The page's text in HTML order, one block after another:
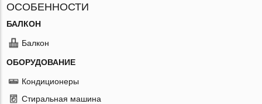
ОСОБЕННОСТИ
БАЛКОН
Балкон
ОБОРУДОВАНИЕ
Кондиционеры
Стиральная машина